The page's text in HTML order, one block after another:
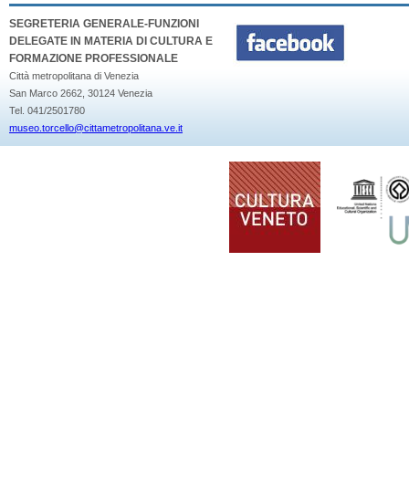
SEGRETERIA GENERALE-FUNZIONI
DELEGATE IN MATERIA DI CULTURA E
FORMAZIONE PROFESSIONALE
Città metropolitana di Venezia
San Marco 2662, 30124 Venezia
Tel. 041/2501780
museo.torcello@cittametropolitana.ve.it